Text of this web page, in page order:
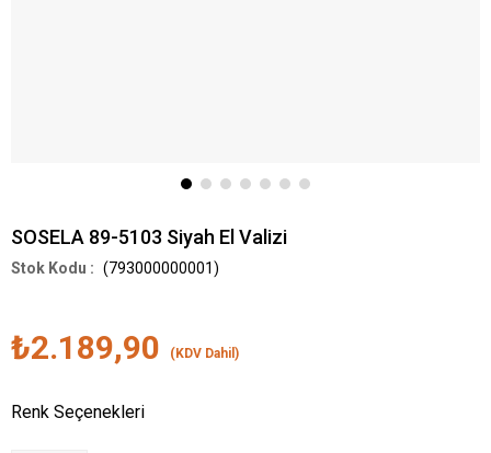
SOSELA 89-5103 Siyah El Valizi
(793000000001)
₺2.189,90 (KDV Dahil)
Renk Seçenekleri